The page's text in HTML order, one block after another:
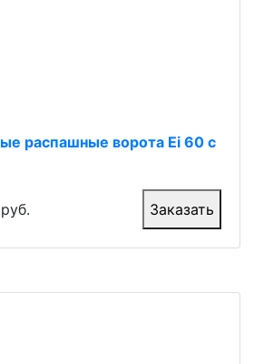
распашные ворота Ei 60 с
Заказать